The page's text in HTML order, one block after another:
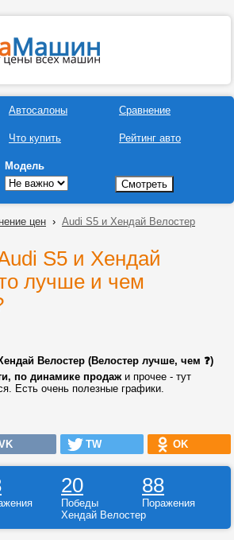
Автосалоны
Что купить
Сравнение
Рейтинг авто
Модель
цен › Audi S5 и Хендай Велостер
S5 и Хендай
лучше и чем
Велостер (Велостер лучше, чем ❓)
по динамике продажи прочее - тут
Есть очень полезные графики.
TW OK
20 88
Победы
Поражения
Хендай Велостер